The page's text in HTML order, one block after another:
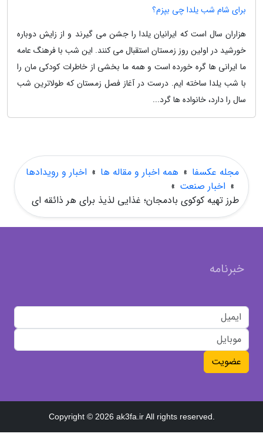
برای شام شب یلدا چی بپزم؟
هزاران سال است که ایرانیان یلدا را جشن می گیرند و از زایش دوباره
خورشید در اولین روز زمستان استقبال می کنند. این شب با فرهنگ عامه
ما ایرانی ها گره خورده است و همه ما بخشی از خاطرات کودکی مان را
با شب یلدا ساخته ایم. درست در آغاز فصل زمستان که طولاترین شب
سال را دارد، خانواده ها گرد...
مجله عکسفا » همه اخبار و مقاله ها » اخبار و رویدادها
» اخبار صنعت »
طرز تهیه کوکوی بادمجان؛ غذایی لذیذ برای هر ذائقه ای
خبرنامه
عضویت
Copyright © 2026 ak3fa.ir All rights reserved.